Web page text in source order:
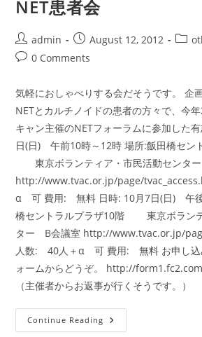
す
る
う
「す
い
臓
が
ん
グ
ー
フ
ケ
ア」
東
京
2017
NET患者会
Post
author:
admin
Post
published:
August 12, 2012
Post
Post0 Comments
気軽におしゃべりする会だそうです。 企
NETとカルチノイドの患者の方々で、今
キャン主催のNETフォーラムに参加した
日(日) 午前10時～12時 場所:飯田橋セン
東京ボランティア・市民活動センタ
http://www.tvac.or.jp/page/
α 可 費用: 無料 日時: 10月7日(日) 午後
橋セントラルプラザ10階 東京ボラン
ター B会議室 http://www.tvac.or.jp/
人数: 40人＋α 可 費用: 無料 お申し込
ォームからどうぞ。 http://
（主催者からお返事が行くそうです。）
Continue Reading NET
患